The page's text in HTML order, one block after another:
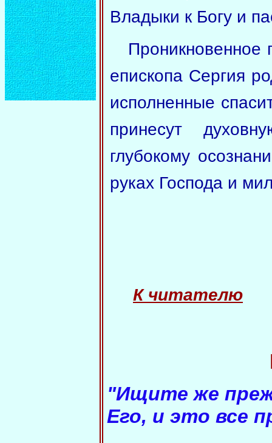
Владыки к Богу и
Проникновенное
епископа Сергия
исполненные
принесут
глубокому
руках Господа и
К читателю
"Ищите же
Его, и это все